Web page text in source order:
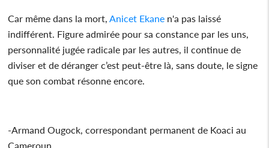
Car même dans la mort, Anicet Ekane n'a pas laissé
indifférent. Figure admirée pour sa constance par les uns,
personnalité jugée radicale par les autres, il continue de
diviser et de déranger c’est peut-être là, sans doute, le signe
que son combat résonne encore.
-Armand Ougock, correspondant permanent de Koaci au
Cameroun.